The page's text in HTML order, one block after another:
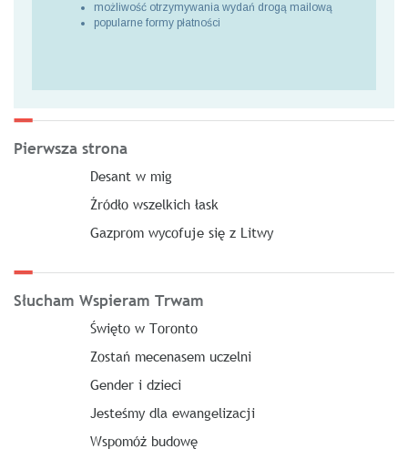
możliwość otrzymywania wydań drogą mailową
popularne formy płatności
Pierwsza strona
Desant w mig
Źródło wszelkich łask
Gazprom wycofuje się z Litwy
Słucham Wspieram Trwam
Święto w Toronto
Zostań mecenasem uczelni
Gender i dzieci
Jesteśmy dla ewangelizacji
Wspomóż budowę